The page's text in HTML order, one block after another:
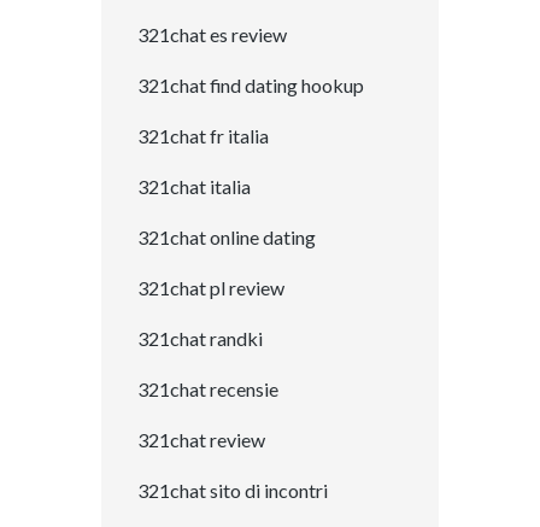
321chat es review
321chat find dating hookup
321chat fr italia
321chat italia
321chat online dating
321chat pl review
321chat randki
321chat recensie
321chat review
321chat sito di incontri